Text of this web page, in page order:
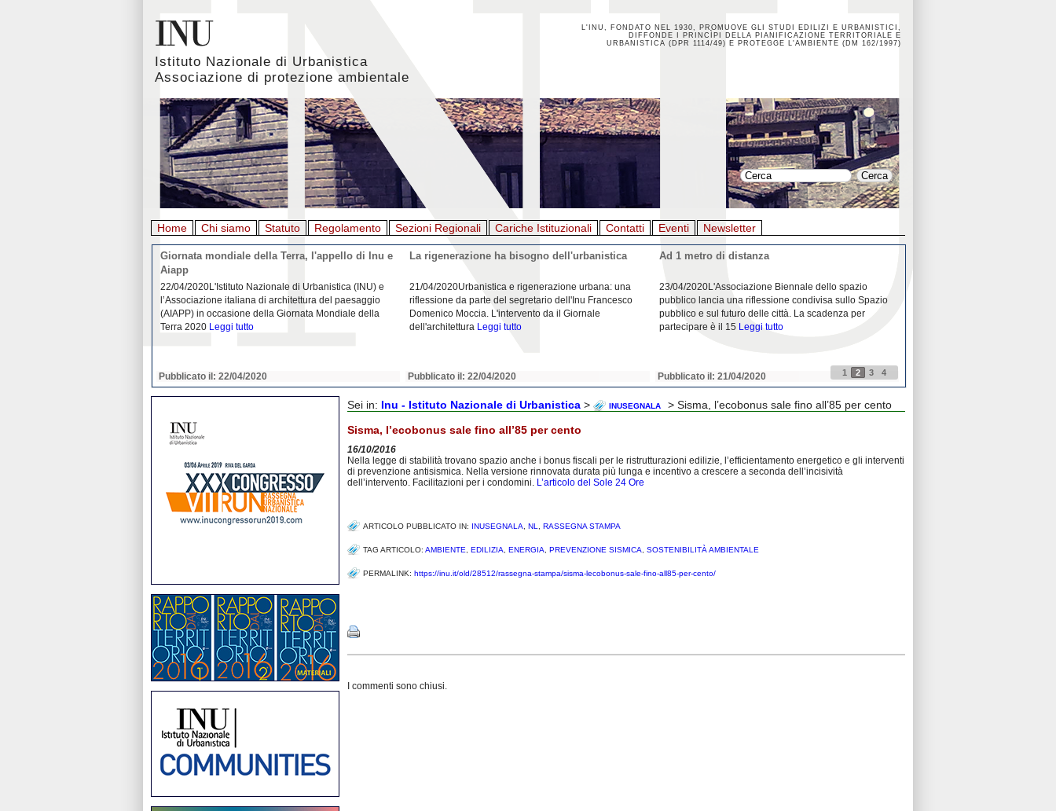
Istituto Nazionale di Urbanistica
Associazione di protezione ambientale
L'INU, FONDATO NEL 1930, PROMUOVE GLI STUDI EDILIZI E URBANISTICI,
DIFFONDE I PRINCÌPI DELLA PIANIFICAZIONE TERRITORIALE E
URBANISTICA (DPR 1114/49) E PROTEGGE L'AMBIENTE (DM 162/1997)
Home Chi siamo Statuto Regolamento Sezioni Regionali Cariche Istituzionali Contatti Eventi Newsletter
Giornata mondiale della Terra, l'appello di Inu e
Aiapp
22/04/2020L'Istituto Nazionale di Urbanistica (INU) e
l’Associazione italiana di architettura del paesaggio
(AIAPP) in occasione della Giornata Mondiale della
Terra 2020 Leggi tutto
Pubblicato il: 22/04/2020
La rigenerazione ha bisogno dell'urbanistica
21/04/2020Urbanistica e rigenerazione urbana: una
riflessione da parte del segretario dell'Inu Francesco
Domenico Moccia. L'intervento da il Giornale
dell'architettura Leggi tutto
Pubblicato il: 22/04/2020
Ad 1 metro di distanza
23/04/2020L'Associazione Biennale dello spazio
pubblico lancia una riflessione condivisa sullo Spazio
pubblico e sul futuro delle città. La scadenza per
partecipare è il 15 Leggi tutto
Pubblicato il: 21/04/2020 1 2 3 4
Sei in: Inu - Istituto Nazionale di Urbanistica > INUSEGNALA
> Sisma, l’ecobonus sale fino all’85 per cento
Sisma, l’ecobonus sale fino all’85 per cento
16/10/2016
Nella legge di stabilità trovano spazio anche i bonus fiscali per le ristrutturazioni edilizie, l’efficientamento energetico e gli interventi
di prevenzione antisismica. Nella versione rinnovata durata più lunga e incentivo a crescere a seconda dell’incisività
dell’intervento. Facilitazioni per i condomini. L’articolo del Sole 24 Ore
ARTICOLO PUBBLICATO IN: INUSEGNALA NL RASSEGNA STAMPA
TAG ARTICOLO: AMBIENTE EDILIZIA ENERGIA PREVENZIONE SISMICA SOSTENIBILITÀ AMBIENTALE
PERMALINK: https://inu.it/old/28512/rassegna-stampa/sisma-lecobonus-sale-fino-all85-per-cento/
I commenti sono chiusi.